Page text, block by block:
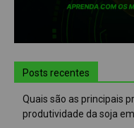
Posts recentes
Quais são as principais
produtividade da soja